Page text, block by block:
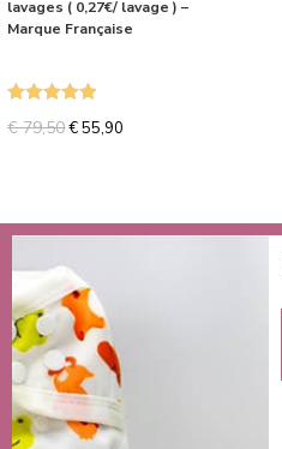
lavages ( 0,27€/ lavage ) –
Marque Française
€79,50€55,90